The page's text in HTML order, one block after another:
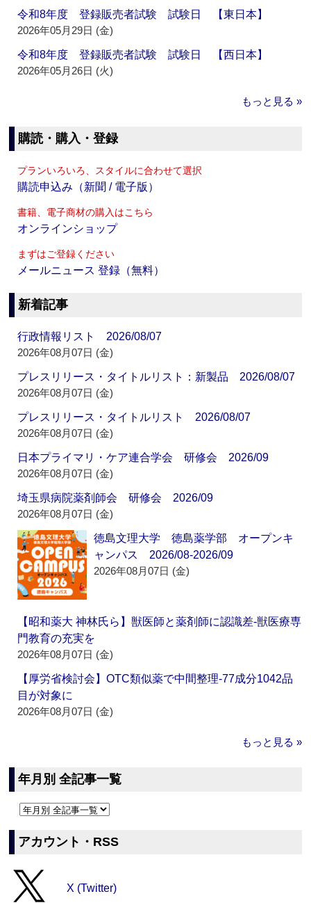
令和8年度 登録販売者試験 試験日 【東日本】
2026年05月29日 (金)
令和8年度 登録販売者試験 試験日 【西日本】
2026年05月26日 (火)
もっと見る »
購読・購入・登録
プランいろいろ、スタイルに合わせて選択
購読申込み（新聞 / 電子版）
書籍、電子商材の購入はこちら
オンラインショップ
まずはご登録ください
メールニュース 登録（無料）
新着記事
行政情報リスト 2026/08/07
2026年08月07日 (金)
プレスリリース・タイトルリスト：新製品 2026/08/07
2026年08月07日 (金)
プレスリリース・タイトルリスト 2026/08/07
2026年08月07日 (金)
日本プライマリ・ケア連合学会 研修会 2026/09
2026年08月07日 (金)
埼玉県病院薬剤師会 研修会 2026/09
2026年08月07日 (金)
徳島文理大学 徳島薬学部 オープンキ
ャンパス 2026/08-2026/09
2026年08月07日 (金)
【昭和薬大 神林氏ら】獣医師と薬剤師に認識差‐獣医療専
門教育の充実を
2026年08月07日 (金)
【厚労省検討会】OTC類似薬で中間整理‐77成分1042品
目が対象に
2026年08月07日 (金)
もっと見る »
年月別 全記事一覧
アカウント・RSS
X (Twitter)